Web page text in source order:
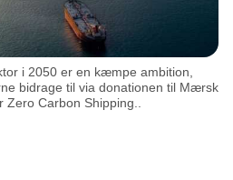
i 2050 er en kæmpe ambition,
bidrage til via donationen til Mærsk
Carbon Shipping..